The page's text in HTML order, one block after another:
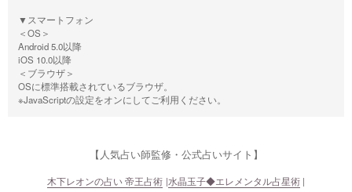
▼スマートフォン
＜OS＞
Android 5.0以降
iOS 10.0以降
＜ブラウザ＞
OSに標準搭載されているブラウザ。
※JavaScriptの設定をオンにしてご利用ください。
【人気占い師監修・公式占いサイト】
木下レオンの占い 帝王占術 水晶玉子◆エレメンタル占星術